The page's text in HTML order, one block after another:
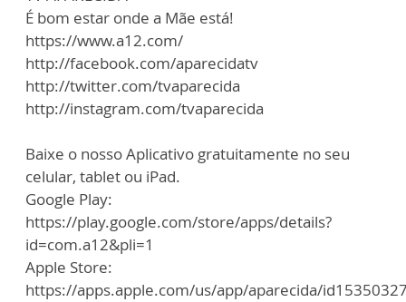
É bom estar onde a Mãe está!
https://www.a12.com/
http://facebook.com/aparecidatv
http://twitter.com/tvaparecida
http://instagram.com/tvaparecida
Baixe o nosso Aplicativo gratuitamente no seu
celular, tablet ou iPad.
Google Play:
https://play.google.com/store/apps/details?
id=com.a12&pli=1
Apple Store:
https://apps.apple.com/us/app/aparecida/